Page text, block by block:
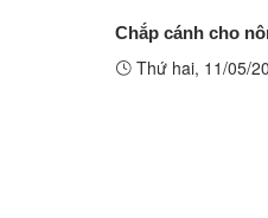
Chắp cánh cho
Thứ hai, 11/05/